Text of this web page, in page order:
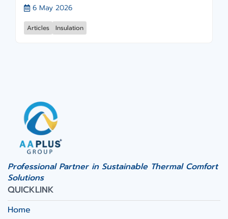
6 May 2026
Articles Insulation
Professional Partner in Sustainable Thermal Comfort
Solutions
QUICKLINK
Home